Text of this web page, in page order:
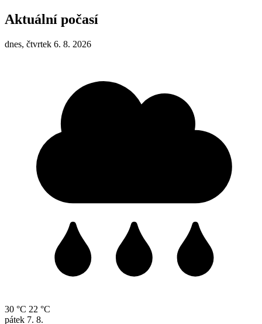
Aktuální počasí
dnes, čtvrtek 6. 8. 2026
30 °C 22 °C
pátek 7. 8.